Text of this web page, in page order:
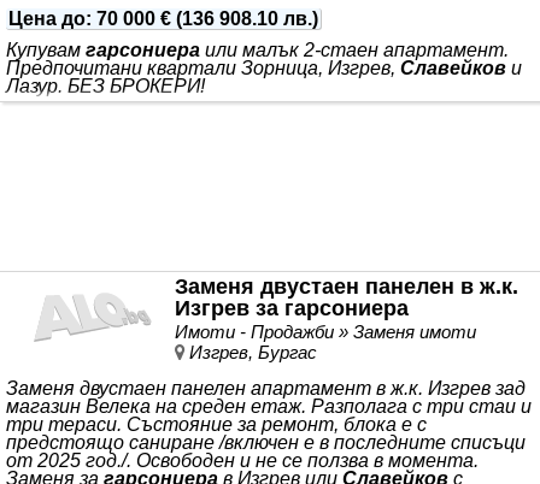
Цена до: 70 000 € (136 908.10 лв.)
Купувам гарсониера или малък 2-стаен апартамент.
Предпочитани квартали Зорница, Изгрев, Славейков и
Лазур. БЕЗ БРОКЕРИ!
Заменя двустаен панелен в ж.к.
Изгрев за гарсониера
Имоти - Продажби » Заменя имоти
Изгрев, Бургас
Заменя двустаен панелен апартамент в ж.к. Изгрев зад
магазин Велека на среден етаж. Разполага с три стаи и
три тераси. Състояние за ремонт, блока е с
предстоящо саниране /включен e в последните списъци
от 2025 год./. Освободен и не се ползва в момента.
Заменя за гарсониера в Изгрев или Славейков с